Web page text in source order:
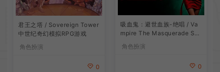
君王之塔 / Sovereign Tower
中世纪奇幻模拟RPG游戏
角色扮演
0
吸血鬼：避世血族-绝唱 / Va
mpire The Masquerade Sw
ansong
角色扮演
0